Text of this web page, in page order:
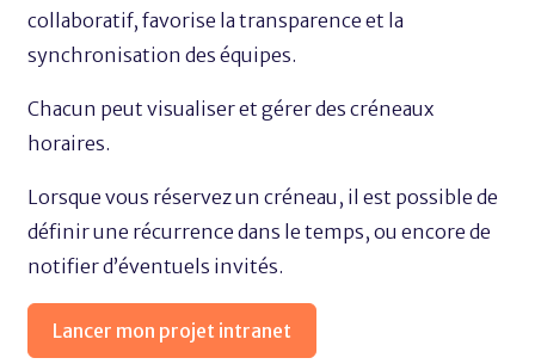
collaboratif, favorise la transparence et la
synchronisation des équipes.
Chacun peut visualiser et gérer des créneaux
horaires.
Lorsque vous réservez un créneau, il est possible de
définir une récurrence dans le temps, ou encore de
notifier d’éventuels invités.
Lancer mon projet intranet